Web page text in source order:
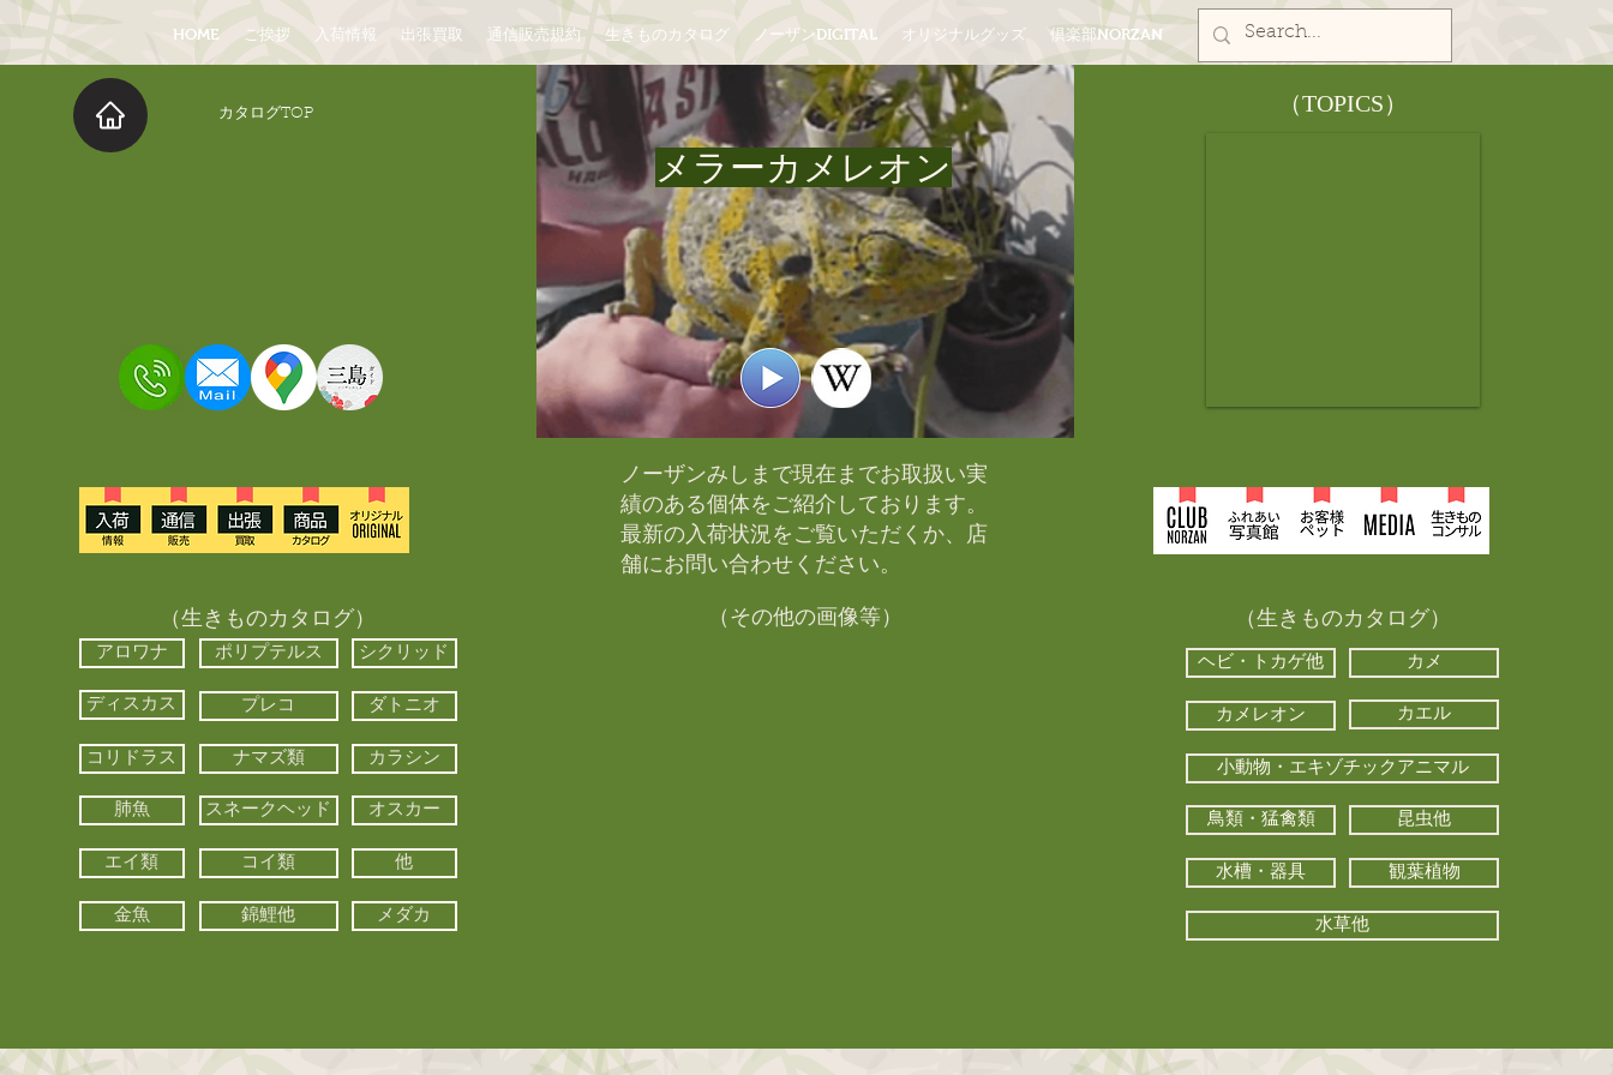
HOME ご挨拶 入荷情報 出張買取 通信販売規約 生きものカタログ ノーザンDIGITAL オリジナルグッズ 倶楽部NORZAN
​カタログTOP
メラーカメレオン
​（TOPICS）
（生きものカタログ）
アロワナ ポリプテルス シクリッド
ディスカス プレコ ダトニオ
コリドラス ナマズ類 カラシン
肺魚 スネークヘッド オスカー
エイ類 コイ類 他
金魚 錦鯉他 メダカ
ノーザンみしまで現在までお取扱い実
績のある個体をご紹介しております。​
最新の入荷状況をご覧いただくか、店
舗にお問い合わせください。​
（その他の画像等） （生きものカタログ）
ヘビ・トカゲ他 カメ
カメレオン カエル
小動物・エキゾチックアニマル
鳥類・猛禽類 昆虫他
水槽・器具 観葉植物
水草他